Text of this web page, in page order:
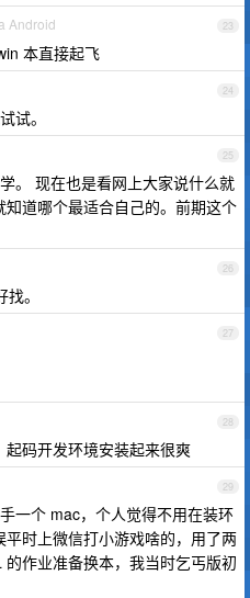
23
Android
本直接起飞
24
试。
25
。 现在也是看网上大家说什么就
道哪个最适合自己的。前期这个
26
。
27
28
码开发环境安装起来很爽
29
一个 mac，个人觉得不用在装环
时上微信打小游戏啥的，用了两
作业准备换本，我当时乞丐版初